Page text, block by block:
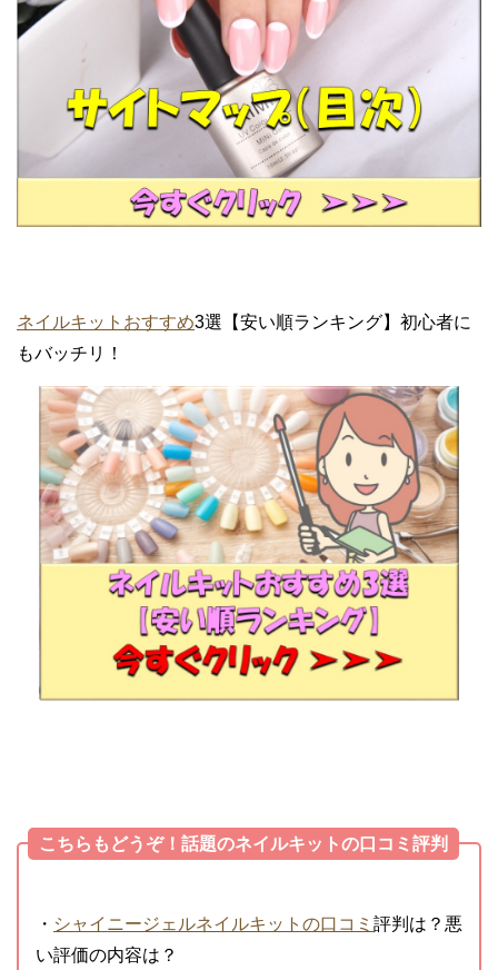
ネイルキットおすすめ3選【安い順ランキング】初心者に
もバッチリ！
こちらもどうぞ！話題のネイルキットの口コミ評判
・ シャイニージェルネイルキットの口コミ 評判は？悪
い評価の内容は？